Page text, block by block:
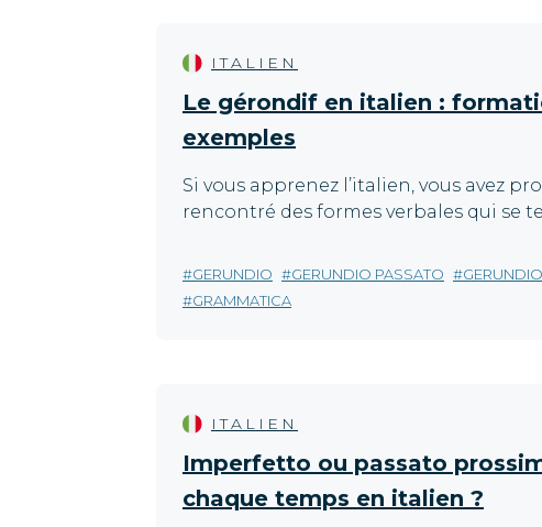
ITALIEN
Le gérondif en italien :
exemples
Si vous apprenez l’italien, vous avez
rencontré des formes verbales qui se
GERUNDIO GERUNDIO PASSATO
GRAMMATICA
ITALIEN
Imperfetto ou passato
chaque temps en italien ?